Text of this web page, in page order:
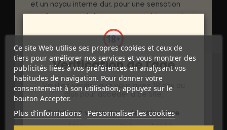
et un noyau interne dur, pour une sensation
La formule révolutionnaire brevetée du
matériauSILEXPAN utilisé pour remplir nos
produits permet une meilleure densité et une
plus grande flexibilité du gode. Lui donnant une
sensation magnifique et une plus grande
élasticité.
Ce site Web utilise ses propres cookies et ceux de
tiers pour améliorer nos services et vous montrer des
publicités liées à vos préférences en analysant vos
habitudes de navigation. Pour donner votre
consentement à son utilisation, appuyez sur le
bouton Accepter.
Plus d'informations Personnaliser les cookies
Vérification de l'âge
Veuillez vérifier que vous avez 18 ans ou
plus pour accéder à ce site.
Saisissez votre date de naissance
Mois
Jour Année